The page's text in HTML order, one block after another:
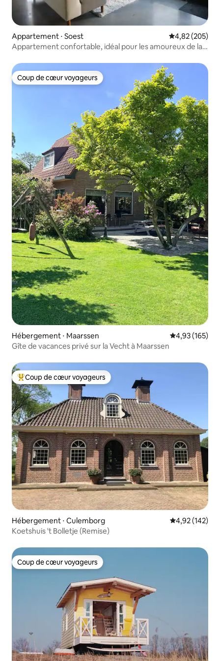
Appartement ⋅ Soest Évaluation
4,82 (205)
Appartement confortable, idéal pour les amoureux de la
Coup de cœur voyageurs
Coup de cœur voyageurs
Hébergement ⋅ Maarssen Évaluation
4,93 (165)
Gîte de vacances privé sur la Vecht à Maarssen
Coups de cœur voyageurs les plus appréciés
Coup de cœur voyageurs
Hébergement ⋅ Culemborg Évaluation
4,92 (142)
Koetshuis 't Bolletje (Remise)
Coup de cœur voyageurs
Coup de cœur voyageurs